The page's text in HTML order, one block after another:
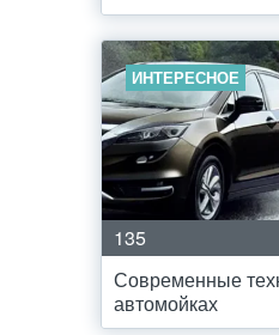
ИНТЕРЕСНОЕ
135
Современные
автомойках